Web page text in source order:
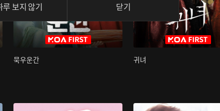
묵우운간 귀녀
루 보지 않기 닫기